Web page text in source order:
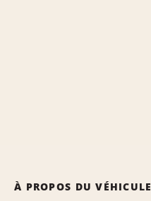
À PROPOS DU VÉHICULE